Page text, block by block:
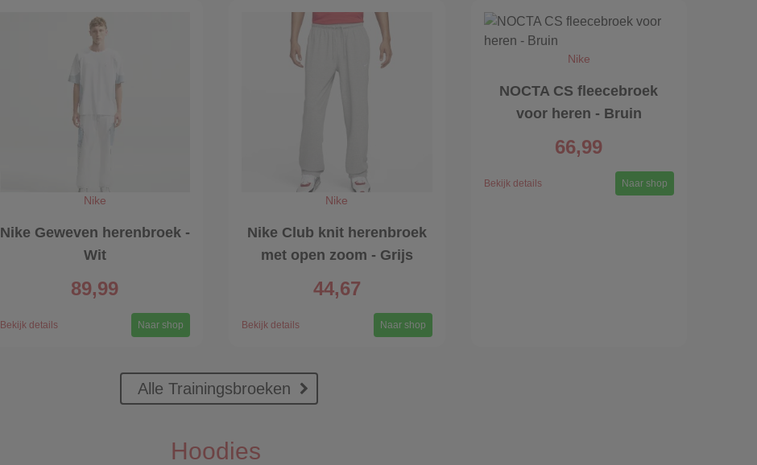
Nike
Nike Geweven herenbroek -
Wit
89,99
Bekijk details Naar shop
Nike
Nike Club knit herenbroek
met open zoom - Grijs
44,67
Bekijk details Naar shop
Nike
NOCTA CS fleecebroek
voor heren - Bruin
66,99
Bekijk details Naar shop
Alle Trainingsbroeken
Hoodies